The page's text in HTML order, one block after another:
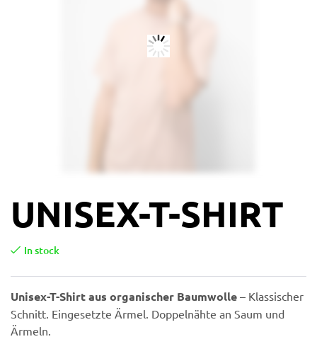
UNISEX-T-SHIRT
In stock
Unisex-T-Shirt aus organischer Baumwolle – Klassischer
Schnitt. Eingesetzte Ärmel. Doppelnähte an Saum und
Ärmeln.